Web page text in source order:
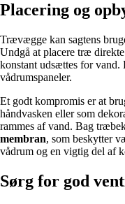
Placering og
Trævægge kan sagtens
Undgå at placere træ
konstant udsættes for vand.
vådrumspaneler.
Et godt kompromis er at
håndvasken eller som
rammes af vand. Bag
membran, som beskytter
vådrum og en vigtig del af
Sørg for god